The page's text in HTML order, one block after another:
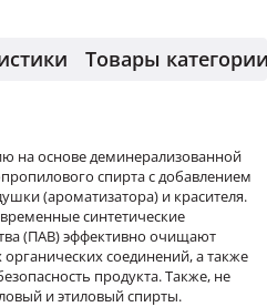
Товары
на основе деминерализованной
спирта с добавлением
(ароматизатора) и красителя.
синтетические
(ПАВ) эффективно очищают
органических соединений, а также
продукта. Также, не
и этиловый спирты.